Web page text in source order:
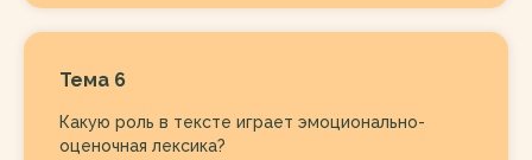
Тема 6
Какую роль в тексте играет эмоционально-
оценочная лексика?